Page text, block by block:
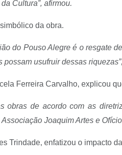
Cultura”, afirmou.
da obra.
do Pouso Alegre é o resgate
usufruir dessas
Ferreira Carvalho, explicou
obras de acordo com as
Joaquim Artes e
Trindade, enfatizou o impacto